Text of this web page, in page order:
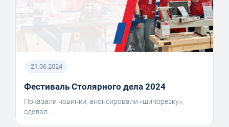
21.06.2024
Фестиваль Столярного дела 2024
Показали новинки, анонсировали «шипорезку»,
сделал...